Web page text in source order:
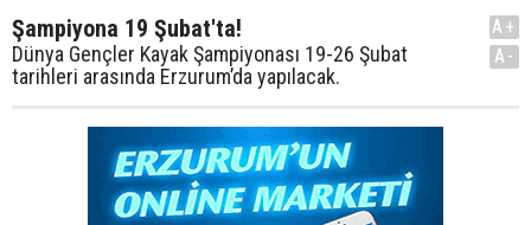
Şampiyona 19 Şubat'ta!
Dünya Gençler Kayak Şampiyonası 19-26 Şubat
tarihleri arasında Erzurum’da yapılacak.
A+
A-